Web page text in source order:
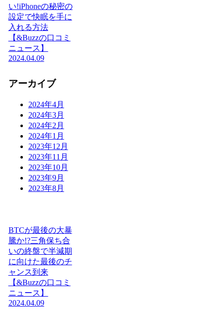
い!iPhoneの秘密の
設定で快眠を手に
入れる方法
【&Buzzの口コミ
ニュース】
2024.04.09
アーカイブ
2024年4月
2024年3月
2024年2月
2024年1月
2023年12月
2023年11月
2023年10月
2023年9月
2023年8月
BTCが最後の大暴
騰か!?三角保ち合
いの終盤で半減期
に向けた最後のチ
ャンス到来
【&Buzzの口コミ
ニュース】
2024.04.09